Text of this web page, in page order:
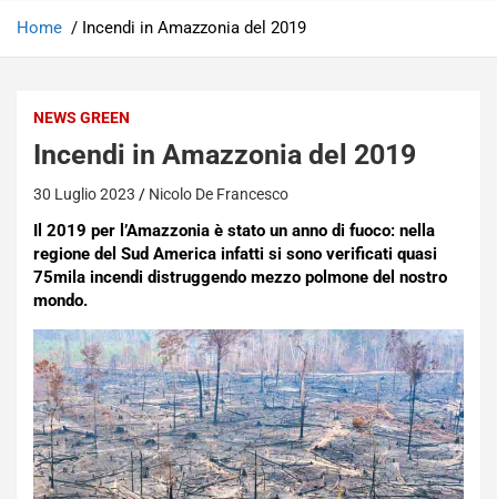
Home Incendi in Amazzonia del 2019
NEWS GREEN
Incendi in Amazzonia del 2019
30 Luglio 2023 Nicolo De Francesco
Il 2019 per l’Amazzonia è stato un anno di fuoco: nella
regione del Sud America infatti si sono verificati quasi
75mila incendi distruggendo mezzo polmone del nostro
mondo.